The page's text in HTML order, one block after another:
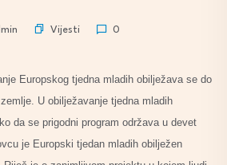
Vijesti 0
Europskog tjedna mladih obilježava se do
U obilježavanje tjedna mladih
da se prigodni program održava u devet
je Europski tjedan mladih obilježen